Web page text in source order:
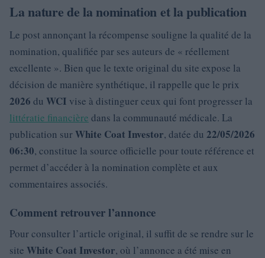
La nature de la nomination et la publication
Le post annonçant la récompense souligne la qualité de la
nomination, qualifiée par ses auteurs de « réellement
excellente ». Bien que le texte original du site expose la
décision de manière synthétique, il rappelle que le prix
2026 du WCI vise à distinguer ceux qui font progresser la
littératie financière dans la communauté médicale. La
publication sur White Coat Investor, datée du 22/05/2026
06:30, constitue la source officielle pour toute référence et
permet d’accéder à la nomination complète et aux
commentaires associés.
Comment retrouver l’annonce
Pour consulter l’article original, il suffit de se rendre sur le
site White Coat Investor, où l’annonce a été mise en